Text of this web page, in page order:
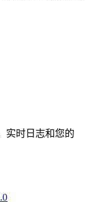
实时日志和您的